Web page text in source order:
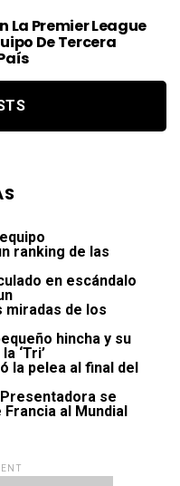
La Premier League
De Tercera
ranking de las
en escándalo
miradas de los
hincha y su
‘Tri’
la pelea al final del
Presentadora se
al Mundial